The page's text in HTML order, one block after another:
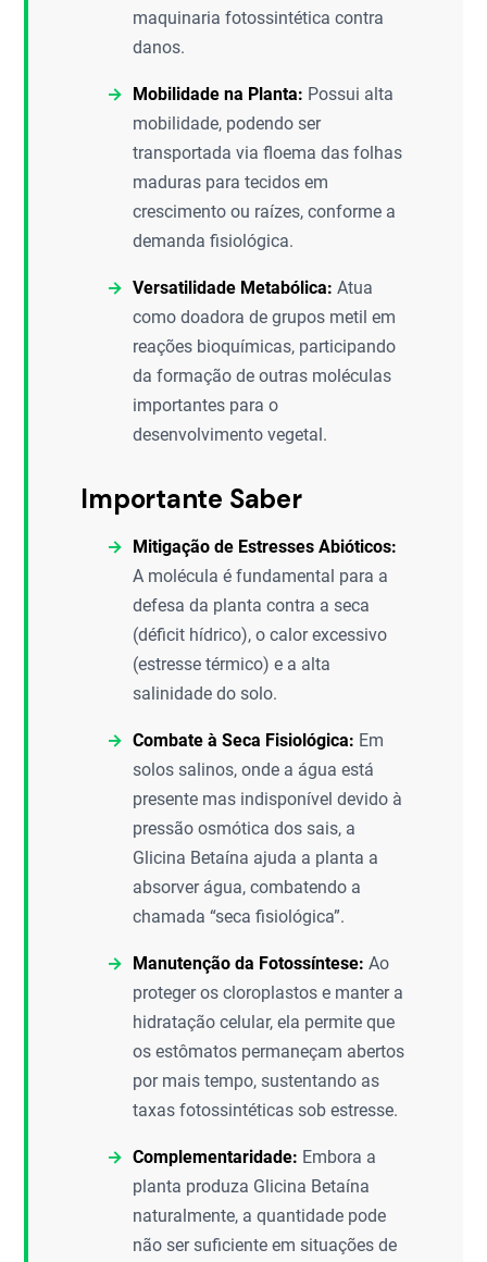
maquinaria fotossintética contra
danos.
Mobilidade na Planta: Possui alta
mobilidade, podendo ser
transportada via floema das folhas
maduras para tecidos em
crescimento ou raízes, conforme a
demanda fisiológica.
Versatilidade Metabólica: Atua
como doadora de grupos metil em
reações bioquímicas, participando
da formação de outras moléculas
importantes para o
desenvolvimento vegetal.
Importante Saber
Mitigação de Estresses Abióticos:
A molécula é fundamental para a
defesa da planta contra a seca
(déficit hídrico), o calor excessivo
(estresse térmico) e a alta
salinidade do solo.
Combate à Seca Fisiológica: Em
solos salinos, onde a água está
presente mas indisponível devido à
pressão osmótica dos sais, a
Glicina Betaína ajuda a planta a
absorver água, combatendo a
chamada “seca fisiológica”.
Manutenção da Fotossíntese: Ao
proteger os cloroplastos e manter a
hidratação celular, ela permite que
os estômatos permaneçam abertos
por mais tempo, sustentando as
taxas fotossintéticas sob estresse.
Complementaridade: Embora a
planta produza Glicina Betaína
naturalmente, a quantidade pode
não ser suficiente em situações de